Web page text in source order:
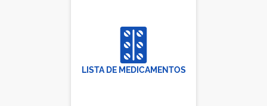
LISTA DE MEDICAMENTOS